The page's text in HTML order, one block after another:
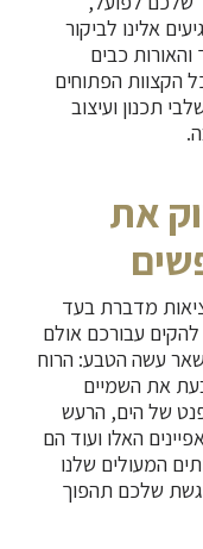
אלינו לביקור
והאורות כבים
הקצוות הפתוחים
תכנון ועיצוב
את
מדברת בעד
עבורכם אולם
עשה הטבע: הרוח
את השמיים
של הים, הרעש
האלו ועוד הם
עם השירותים המעולים שלנו
שלכם תהפוך